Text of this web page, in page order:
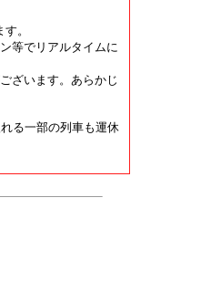
。
等でリアルタイムに
ざいます。あらかじ
る一部の列車も運休